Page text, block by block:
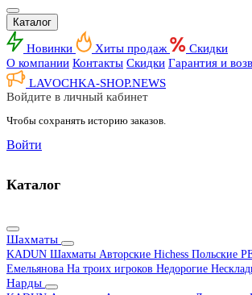
Каталог
Новинки Хиты продаж
Скидки
О компании Контакты Скидки Гарантия и
LAVOCHKA-SHOP.NEWS
Войдите в личный кабинет
Чтобы сохранять историю заказов.
Войти
Каталог
Шахматы
KADUN Шахматы Авторские Hichess Польские
Емельянова На троих игроков Недорогие
Нарды